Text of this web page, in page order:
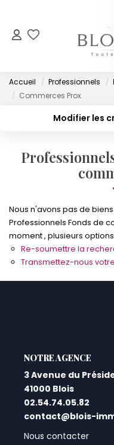
Accueil Professionnels
Commerces Prox.
Modifier les
Type de bien
Créer une alerte
Nous n'avons pas de
Professionnels Fonds de
moment , plusieurs
Re-soumettre la
Transmettez-nous
L'AGENCE
3 Avenue du
41000 Blois
02.54.74.05.82
contact@blois-
Nous contacter